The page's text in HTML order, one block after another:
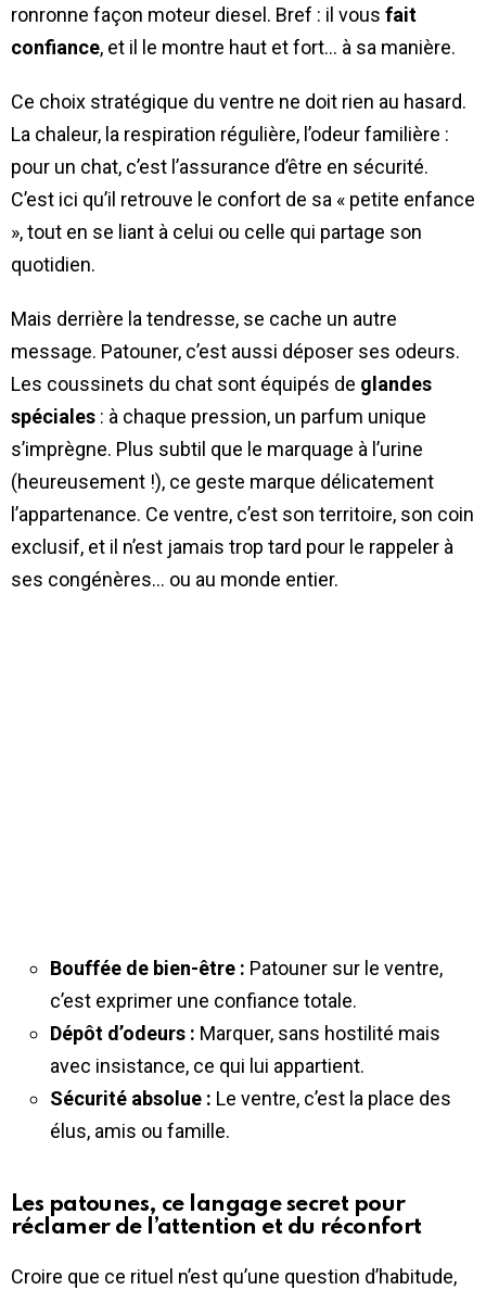
ronronne façon moteur diesel. Bref : il vous fait
confiance, et il le montre haut et fort… à sa manière.
Ce choix stratégique du ventre ne doit rien au hasard.
La chaleur, la respiration régulière, l’odeur familière :
pour un chat, c’est l’assurance d’être en sécurité.
C’est ici qu’il retrouve le confort de sa « petite enfance
», tout en se liant à celui ou celle qui partage son
quotidien.
Mais derrière la tendresse, se cache un autre
message. Patouner, c’est aussi déposer ses odeurs.
Les coussinets du chat sont équipés de glandes
spéciales : à chaque pression, un parfum unique
s’imprègne. Plus subtil que le marquage à l’urine
(heureusement !), ce geste marque délicatement
l’appartenance. Ce ventre, c’est son territoire, son coin
exclusif, et il n’est jamais trop tard pour le rappeler à
ses congénères… ou au monde entier.
Bouffée de bien-être : Patouner sur le ventre,
c’est exprimer une confiance totale.
Dépôt d’odeurs : Marquer, sans hostilité mais
avec insistance, ce qui lui appartient.
Sécurité absolue : Le ventre, c’est la place des
élus, amis ou famille.
Les patounes, ce langage secret pour
réclamer de l’attention et du réconfort
Croire que ce rituel n’est qu’une question d’habitude,